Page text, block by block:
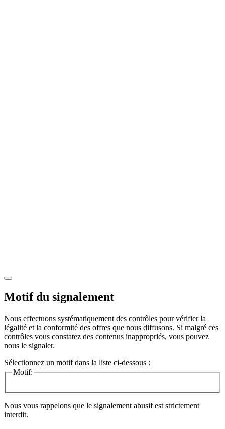
Motif du signalement
Nous effectuons systématiquement des contrôles pour vérifier la
légalité et la conformité des offres que nous diffusons. Si malgré ces
contrôles vous constatez des contenus inappropriés, vous pouvez
nous le signaler.
Sélectionnez un motif dans la liste ci-dessous :
Motif:
Nous vous rappelons que le signalement abusif est strictement
interdit.